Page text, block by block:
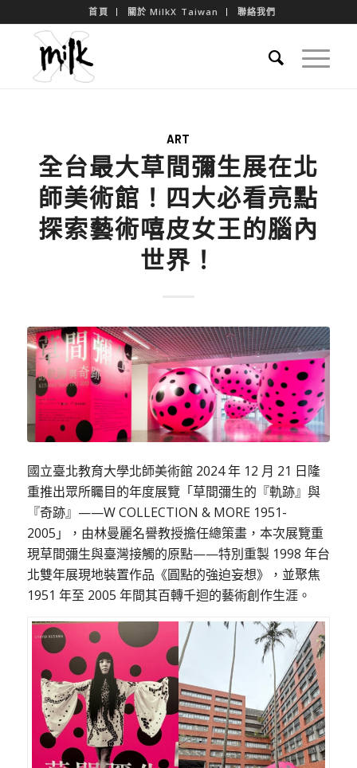
首頁 關於 MilkX Taiwan 聯絡我們
ART
全台最大草間彌生展在北
師美術館！四大必看亮點
探索藝術嘻皮女王的腦內
世界！
國立臺北教育大學北師美術館2024年12 月 21 日隆
重推出眾所矚目的年度展覽「草間彌生的『軌跡』與
『奇跡』 ——W COLLECTION & MORE 1951-
2005 」，由林曼麗名譽教授擔任總策畫，本次展覽重
現草間彌生與臺灣接觸的原點——特別重製1998 年台
北雙年展現地裝置作品《圓點的強迫妄想》，並聚焦
1951 年至 2005 年間其百轉千迴的藝術創作生涯。